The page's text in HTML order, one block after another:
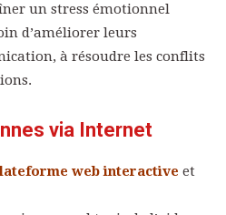
un stress émotionnel
d’améliorer leurs
à résoudre les conflits
via Internet
web interactive et